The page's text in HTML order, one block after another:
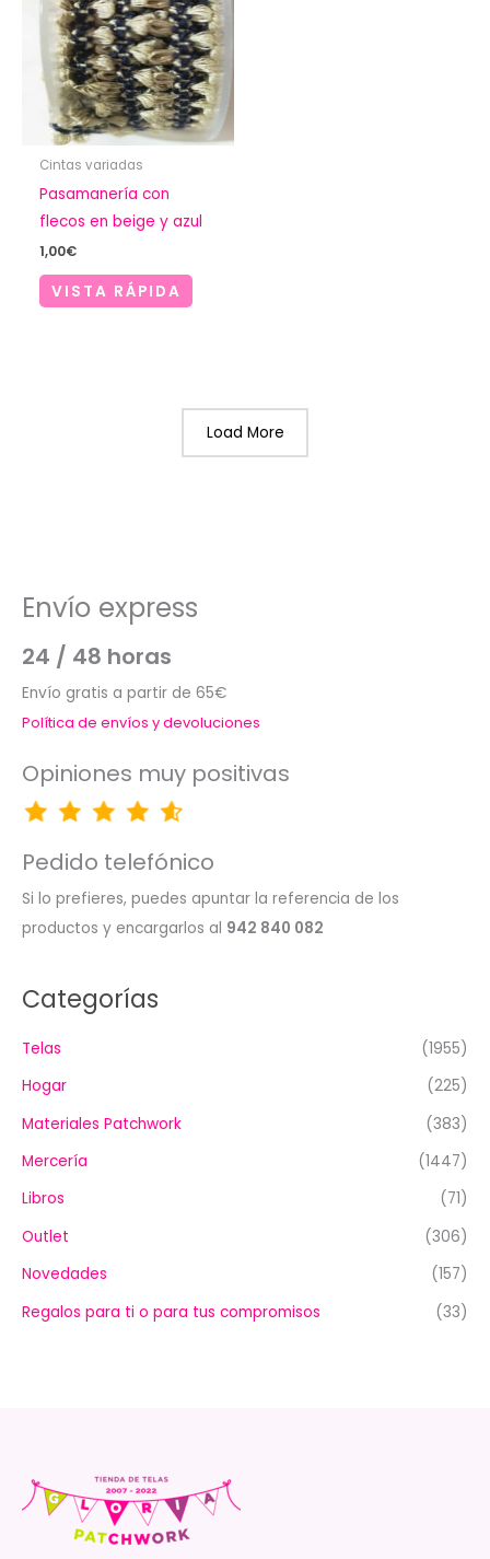
Cintas variadas
Pasamanería con
flecos en beige y azul
1,00€
VISTA RÁPIDA
Load More
Envío express
24 / 48 horas
Envío gratis a partir de 65€
Política de envíos y devoluciones
Opiniones muy positivas
Pedido telefónico
Si lo prefieres, puedes apuntar la referencia de los
productos y encargarlos al 942 840 082
Categorías
Telas
(1955)
Hogar
(225)
Materiales Patchwork
(383)
Mercería
(1447)
Libros
(71)
Outlet
(306)
Novedades
(157)
Regalos para ti o para tus compromisos
(33)